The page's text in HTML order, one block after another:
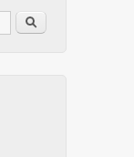
Im Blog suchen